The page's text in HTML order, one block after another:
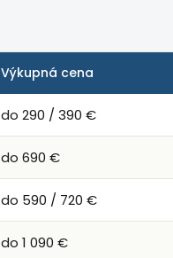
Výkupná cena
do 290 / 390 €
do 690 €
do 590 / 720 €
do 1 090 €